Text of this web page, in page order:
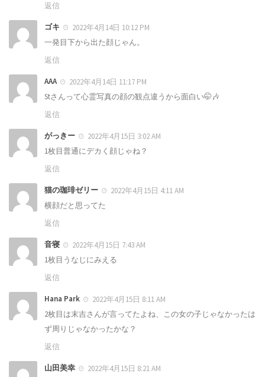
返信
ゴキ
2022年4月14日 10:12 PM
一発目下から出た顔じゃん。
返信
AAA
2022年4月14日 11:17 PM
Stさんって心霊写真の顔の観点違うから面白い🤭🎶
返信
がっきー
2022年4月15日 3:02 AM
1枚目普通にデカく顔じゃね？
返信
猫の珈琲ゼリー
2022年4月15日 4:11 AM
横顔だと思ってた
返信
音寝
2022年4月15日 7:43 AM
1枚目うなじにみえる
返信
Hana Park
2022年4月15日 8:11 AM
2枚目は末吉さんが言ってたよね、この女の子じゃなかったは
ず周りじゃなかったかな？
返信
山田美幸
2022年4月15日 8:21 AM